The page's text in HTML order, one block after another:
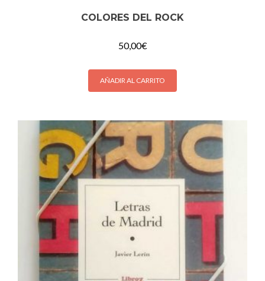
COLORES DEL ROCK
50,00€
AÑADIR AL CARRITO